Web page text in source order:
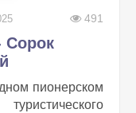
491
Сорок
пионерском